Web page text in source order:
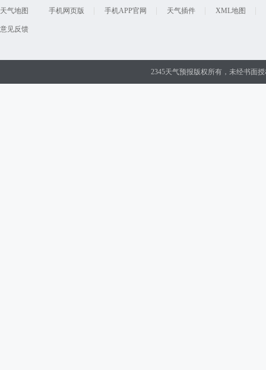
天气地图 手机网页版 手机APP官网 天气插件 XML地图
意见反馈
2345天气预报版权所有，未经书面